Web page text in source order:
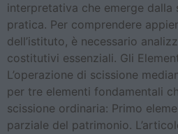
interpretativa che emerge dalla
pratica. Per comprendere
dell’istituto, è necessario
costitutivi essenziali. Gli
L’operazione di scissione
per tre elementi fondamentali
scissione ordinaria: Primo
parziale del patrimonio.